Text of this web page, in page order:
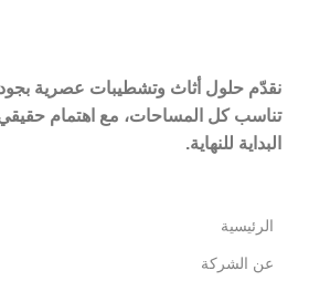
نقدّم حلول أثاث وتشطيبات عصرية
تناسب كل المساحات، مع اهتمام
البداية للنهاية.
الرئيسية
عن الشركة